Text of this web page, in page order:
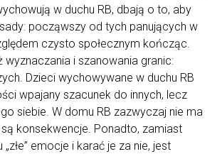
w duchu RB, dbają o to, aby
począwszy od tych panujących w
czysto społecznym kończąc.
wyznaczania i szanowania granic:
Dzieci wychowywane w duchu RB
wpajany szacunek do innych, lecz
siebie. W domu RB zazwyczaj nie ma
konsekwencje. Ponadto, zamiast
emocje i karać je za nie, jest